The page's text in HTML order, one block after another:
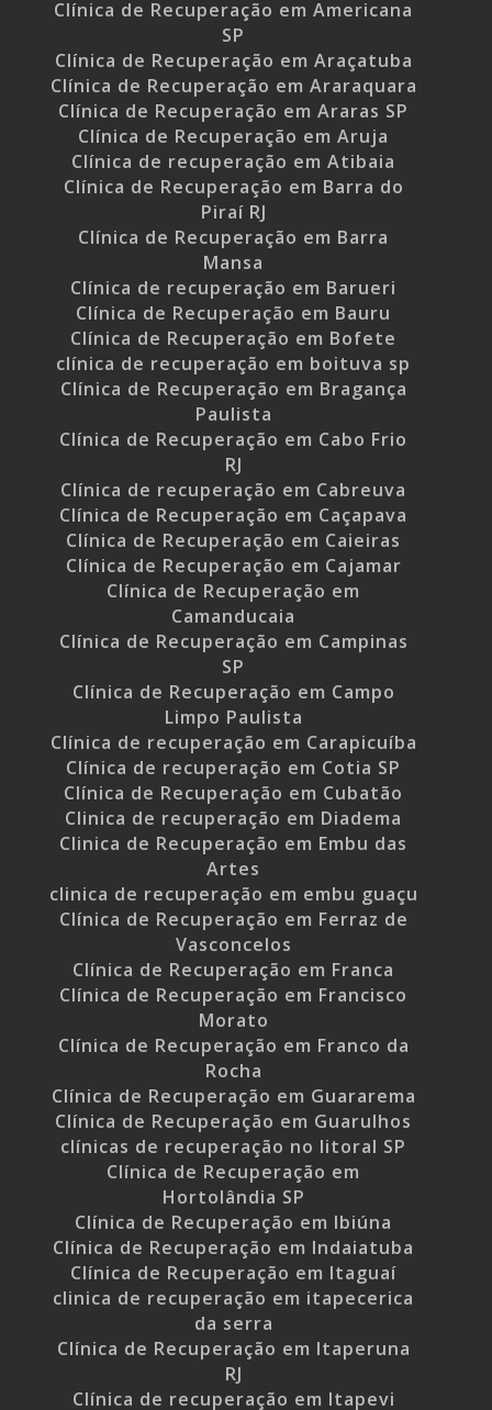
Clínica de Recuperação em Americana
SP
Clínica de Recuperação em Araçatuba
Clínica de Recuperação em Araraquara
Clínica de Recuperação em Araras SP
Clínica de Recuperação em Aruja
Clínica de recuperação em Atibaia
Clínica de Recuperação em Barra do
Piraí RJ
Clínica de Recuperação em Barra
Mansa
Clínica de recuperação em Barueri
Clínica de Recuperação em Bauru
Clínica de Recuperação em Bofete
clínica de recuperação em boituva sp
Clínica de Recuperação em Bragança
Paulista
Clínica de Recuperação em Cabo Frio
RJ
Clínica de recuperação em Cabreuva
Clínica de Recuperação em Caçapava
Clínica de Recuperação em Caieiras
Clínica de Recuperação em Cajamar
Clínica de Recuperação em
Camanducaia
Clínica de Recuperação em Campinas
SP
Clínica de Recuperação em Campo
Limpo Paulista
Clínica de recuperação em Carapicuíba
Clínica de recuperação em Cotia SP
Clínica de Recuperação em Cubatão
Clinica de recuperação em Diadema
Clinica de Recuperação em Embu das
Artes
clinica de recuperação em embu guaçu
Clínica de Recuperação em Ferraz de
Vasconcelos
Clínica de Recuperação em Franca
Clínica de Recuperação em Francisco
Morato
Clínica de Recuperação em Franco da
Rocha
Clínica de Recuperação em Guararema
Clínica de Recuperação em Guarulhos
clínicas de recuperação no litoral SP
Clínica de Recuperação em
Hortolândia SP
Clínica de Recuperação em Ibiúna
Clínica de Recuperação em Indaiatuba
Clínica de Recuperação em Itaguaí
clinica de recuperação em itapecerica
da serra
Clínica de Recuperação em Itaperuna
RJ
Clínica de recuperação em Itapevi